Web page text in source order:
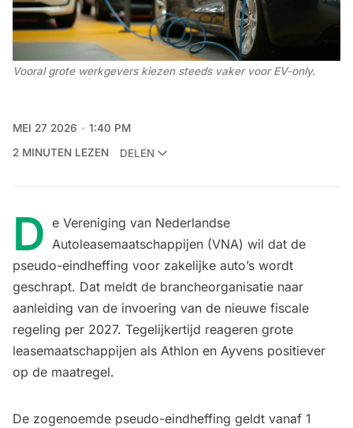
Vooral grote werkgevers kiezen steeds vaker voor EV-only.
MEI 27 2026
1:40 PM
2 MINUTEN LEZEN
DELEN
D e Vereniging van Nederlandse
Autoleasemaatschappijen (VNA) wil dat de
pseudo-eindheffing voor zakelijke auto’s wordt
geschrapt. Dat meldt de brancheorganisatie naar
aanleiding van de invoering van de nieuwe fiscale
regeling per 2027. Tegelijkertijd reageren grote
leasemaatschappijen als Athlon en Ayvens positiever
op de maatregel.
De zogenoemde pseudo-eindheffing geldt vanaf 1